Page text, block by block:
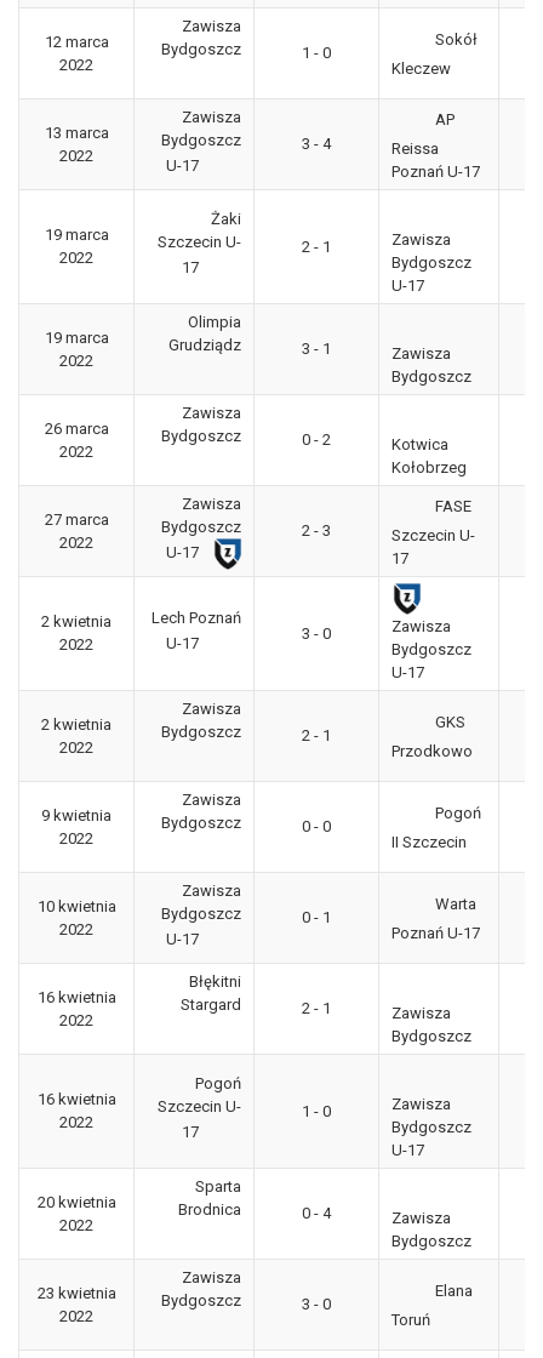
12 marca
2022
Zawisza
Bydgoszcz
1 - 0
Sokół
Kleczew
13 marca
2022
Zawisza
Bydgoszcz
U-17
3 - 4
AP
Reissa
Poznań U-17
19 marca
2022
Żaki
Szczecin U-
17
2 - 1
Zawisza
Bydgoszcz
U-17
19 marca
2022
Olimpia
Grudziądz
3 - 1
Zawisza
Bydgoszcz
26 marca
2022
Zawisza
Bydgoszcz
0 - 2
Kotwica
Kołobrzeg
27 marca
2022
Zawisza
Bydgoszcz
U-17
2 - 3
FASE
Szczecin U-
17
2 kwietnia
2022
Lech Poznań
U-17
3 - 0
Zawisza
Bydgoszcz
U-17
2 kwietnia
2022
Zawisza
Bydgoszcz
2 - 1
GKS
Przodkowo
9 kwietnia
2022
Zawisza
Bydgoszcz
0 - 0
Pogoń
II Szczecin
10 kwietnia
2022
Zawisza
Bydgoszcz
U-17
0 - 1
Warta
Poznań U-17
16 kwietnia
2022
Błękitni
Stargard
2 - 1
Zawisza
Bydgoszcz
16 kwietnia
2022
Pogoń
Szczecin U-
17
1 - 0
Zawisza
Bydgoszcz
U-17
20 kwietnia
2022
Sparta
Brodnica
0 - 4
Zawisza
Bydgoszcz
23 kwietnia
2022
Zawisza
Bydgoszcz
3 - 0
Elana
Toruń